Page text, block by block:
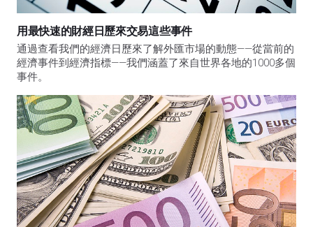
用最快速的財經日歷來交易這些事件
通過查看我們的經濟日歷來了解外匯市場的動態——從當前的
經濟事件到經濟指標——我們涵蓋了來自世界各地的1000多個
事件。